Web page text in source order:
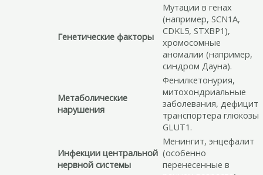
Генетические факторы
Мутации в генах
(например, SCN1A,
CDKL5, STXBP1),
хромосомные
аномалии (например,
синдром Дауна).
Метаболические
нарушения
Фенилкетонурия,
митохондриальные
заболевания, дефицит
транспортера глюкозы
GLUT1.
Инфекции центральной
нервной системы
Менингит, энцефалит
(особенно
перенесенные в